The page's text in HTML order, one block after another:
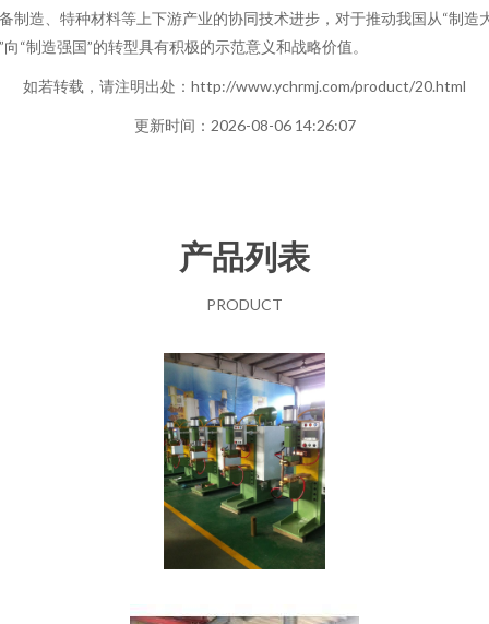
制造、特种材料等上下游产业的协同技术进步，对于推动我国从“制造
向“制造强国”的转型具有积极的示范意义和战略价值。
如若转载，请注明出处：http://www.ychrmj.com/product/20.html
更新时间：2026-08-06 14:26:07
产品列表
PRODUCT